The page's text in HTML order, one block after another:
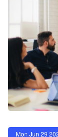
Mon Jun 29